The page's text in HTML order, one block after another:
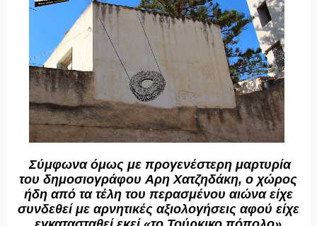
Σύμφωνα όμως με προγενέστερη μαρτυρία
του δημοσιογράφου Αρη Χατζηδάκη, ο χώρος
ήδη από τα τέλη του περασμένου αιώνα είχε
συνδεθεί με αρνητικές αξιολογήσεις αφού είχε